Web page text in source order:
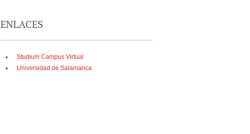
ENLACES
Studium Campus Virtual
Universidad de Salamanca